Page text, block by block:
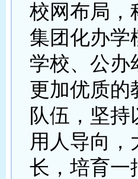
校网布局，
集团化办学
学校、公办
更加优质的
队伍，坚
用人导向
长，培育一